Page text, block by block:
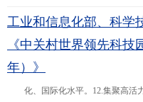
司”)专业从事汽车塑料油箱系统开发
车油箱系统制造集团化企业、国家
工业和信息化部、科学
《中关村世界领先科
年）》
化、国际化水平。12.集聚高活